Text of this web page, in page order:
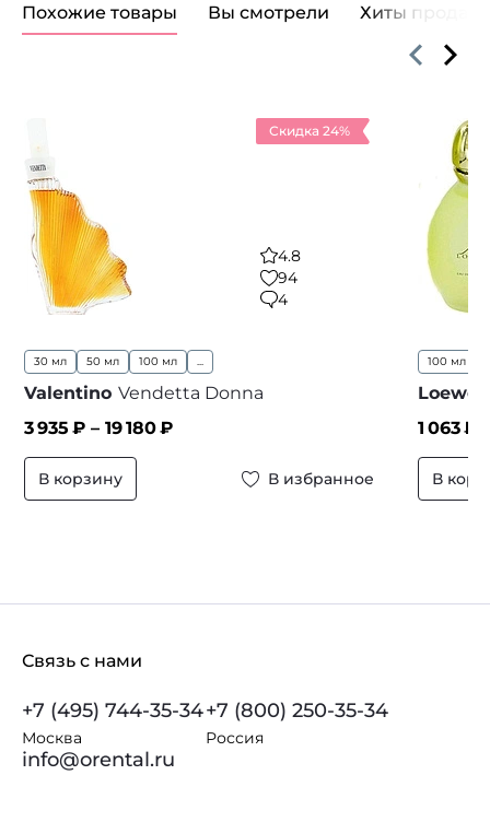
Похожие товары Вы смотрели Хиты продаж
Скидка 24%
4.8
94
4
30 мл 50 мл 100 мл ...
Valentino Vendetta Donna
3 935 ₽ – 19 180₽
В корзину В избранное
100 мл
Loewe
1 063₽
В
Связь с нами
+7 (495) 744-35-34
Москва
+7 (800) 250-35-34
Россия
info@orental.ru